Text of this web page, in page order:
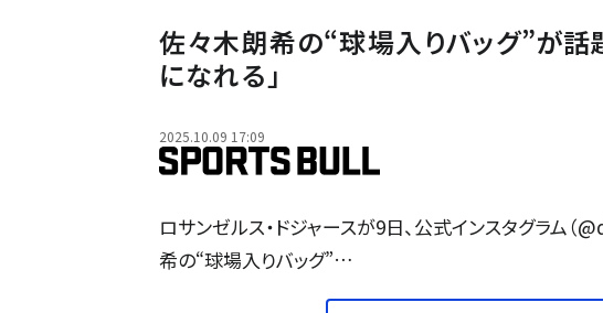
佐々木朗希の“球場入りバッグ”が話
になれる」
2025.10.09 17:09
ロサンゼルス・ドジャースが9日、公式インスタグラム（
希の“球場入りバッグ”…